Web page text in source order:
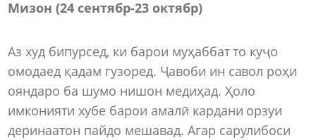
Мизон (24 сентябр-23 октябр)
Аз худ бипурсед, ки барои муҳаббат то куҷо
омодаед қадам гузоред. Ҷавоби ин савол роҳи
ояндаро ба шумо нишон медиҳад. Ҳоло
имконияти хубе барои амалӣ кардани орзуи
деринаатон пайдо мешавад. Агар сарулибоси